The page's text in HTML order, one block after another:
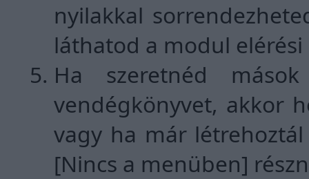
nyilakkal
láthatod a modul
Ha szeretnéd
vendégkönyvet, akkor
vagy ha már
[Nincs a menüben]